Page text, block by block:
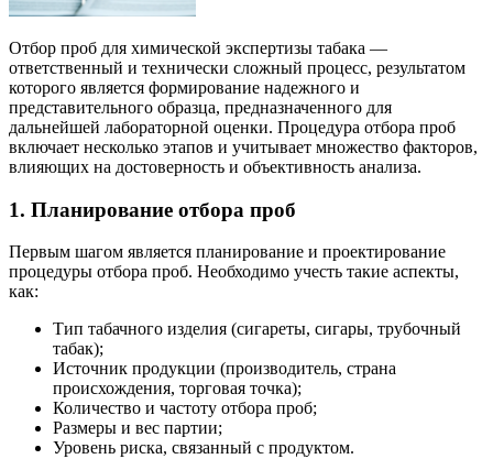
Отбор проб для химической экспертизы табака —
ответственный и технически сложный процесс, результатом
которого является формирование надежного и
представительного образца, предназначенного для
дальнейшей лабораторной оценки. Процедура отбора проб
включает несколько этапов и учитывает множество факторов,
влияющих на достоверность и объективность анализа.
1. Планирование отбора проб
Первым шагом является планирование и проектирование
процедуры отбора проб. Необходимо учесть такие аспекты,
как:
Тип табачного изделия (сигареты, сигары, трубочный
табак);
Источник продукции (производитель, страна
происхождения, торговая точка);
Количество и частоту отбора проб;
Размеры и вес партии;
Уровень риска, связанный с продуктом.